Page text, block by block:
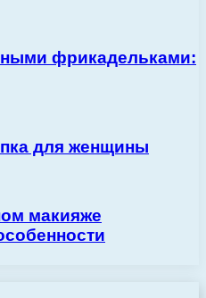
фрикадельками:
для женщины
макияже